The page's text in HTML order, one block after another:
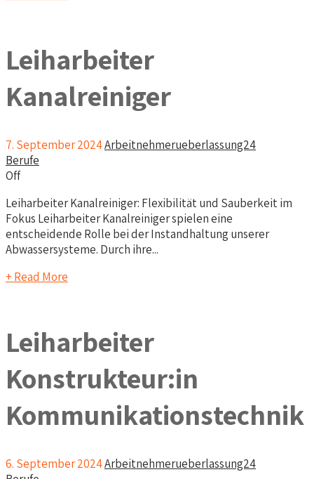
Leiharbeiter
Kanalreiniger
7. September 2024Arbeitnehmerueberlassung24
Berufe
Off
Leiharbeiter Kanalreiniger: Flexibilität und Sauberkeit im
Fokus Leiharbeiter Kanalreiniger spielen eine
entscheidende Rolle bei der Instandhaltung unserer
Abwassersysteme. Durch ihre...
+ Read More
Leiharbeiter
Konstrukteur:in
Kommunikationstechnik
6. September 2024Arbeitnehmerueberlassung24